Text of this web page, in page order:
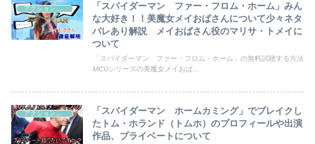
アクション映画
「スパイダーマン ファー・フロム・ホーム」みん
な大好き！！美魔女メイおばさんについて少々ネタ
バレあり解説 メイおばさん役のマリサ・トメイに
ついて
「スパイダーマン ファー・フロム・ホーム」の無料試聴する方法
MCUシリーズの美魔女メイおば...
アクション映画
「スパイダーマン ホームカミング」でブレイクし
たトム・ホランド（トムホ）のプロフィールや出演
作品、プライベートについて